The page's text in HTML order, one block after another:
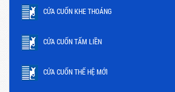
CỬA CUỐN KHE THOÁNG
CỬA CUỐN TẤM LIỀN
CỬA CUỐN THẾ HỆ MỚI